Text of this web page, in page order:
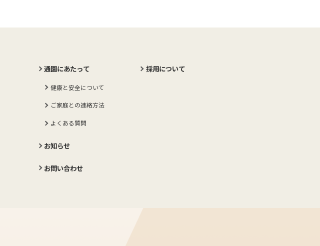
通園にあたって
健康と安全について
ご家庭との連絡方法
よくある質問
お知らせ
お問い合わせ
採用について